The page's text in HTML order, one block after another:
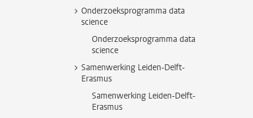
Onderzoeksprogramma data
science
Onderzoeksprogramma data
science
Samenwerking Leiden-Delft-
Erasmus
Samenwerking Leiden-Delft-
Erasmus